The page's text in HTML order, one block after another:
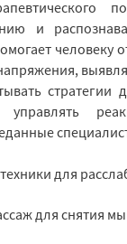
и
человеку
стратегии
управлять
для
для снятия